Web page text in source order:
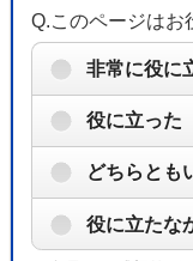
Q.このページはお
非常に役に
役に立った
どちらとも
役に立たな